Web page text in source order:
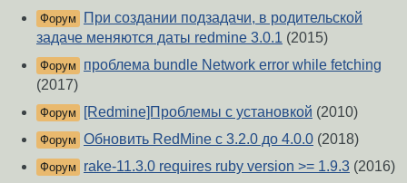
Форум
При создании подзадачи, в родительской
задаче меняются даты redmine 3.0.1 (2015)
Форум
проблема bundle Network error while fetching
(2017)
Форум [Redmine]Проблемы с установкой (2010)
Форум Обновить RedMine c 3.2.0 до 4.0.0 (2018)
Форум rake-11.3.0 requires ruby version >= 1.9.3 (2016)